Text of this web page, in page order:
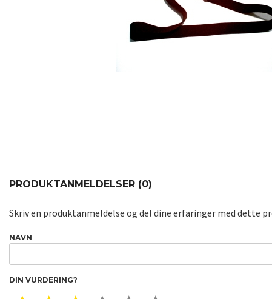
PRODUKTANMELDELSER (0)
Skriv en produktanmeldelse og del dine erfaringer med dette
NAVN
DIN VURDERING?